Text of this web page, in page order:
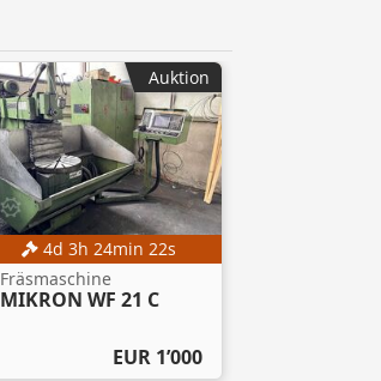
4d 3h 24min 20s
Fräsmaschine
MIKRON WF 21 C
EUR 1’000
Auktion